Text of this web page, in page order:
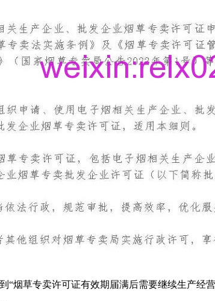
“烟草专卖许可证有效期届满后需要继续生产经